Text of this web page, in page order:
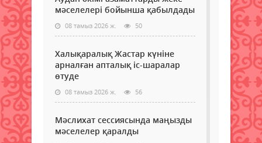
одан
әрі
іс-
үшін
мәселелері бойынша қабылдады
08 тамыз 2026 ж. 50
Халықаралық Жастар күніне
арналған апталық іс-шаралар
өтуде
08 тамыз 2026 ж. 56
Мәслихат сессиясында маңызды
мәселелер қаралды